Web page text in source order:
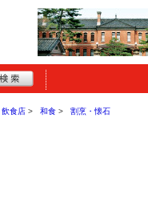
飲食店 和食 割烹・懐石